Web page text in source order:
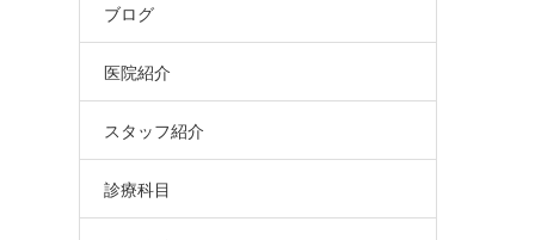
ブログ
医院紹介
スタッフ紹介
診療科目